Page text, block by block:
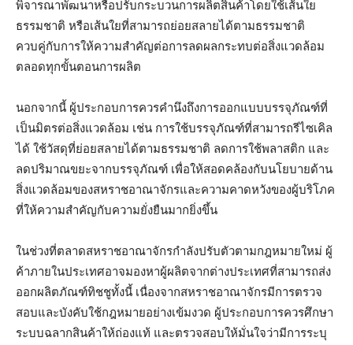
พิจารณาพัฒนาหรือปรับกระบวนการผลิตสินค้าโดยใช้เส้นใย
ธรรมชาติ หรือเส้นใยที่สามารถย่อยสลายได้ตามธรรมชาติ
ควบคู่กับการให้ความสำคัญต่อการลดผลกระทบต่อสิ่งแวดล้อม
ตลอดทุกขั้นตอนการผลิต
นอกจากนี้ ผู้ประกอบการควรคำนึงถึงการออกแบบบรรจุภัณฑ์ที่
เป็นมิตรต่อสิ่งแวดล้อม เช่น การใช้บรรจุภัณฑ์ที่สามารถรีไซเคิล
ได้ ใช้วัสดุที่ย่อยสลายได้ตามธรรมชาติ ลดการใช้พลาสติก และ
ลดปริมาณขยะจากบรรจุภัณฑ์ เพื่อให้สอดคล้องกับนโยบายด้าน
สิ่งแวดล้อมของสหราชอาณาจักรและความคาดหวังของผู้บริโภค
ที่ให้ความสำคัญกับความยั่งยืนมากยิ่งขึ้น
ในช่วงที่ตลาดสหราชอาณาจักรกำลังปรับตัวตามกฎหมายใหม่ ผู้
ค้าภายในประเทศอาจมองหาผู้ผลิตจากต่างประเทศที่สามารถส่ง
ออกผลิตภัณฑ์ทิชชูทั้งนี้ เนื่องจากสหราชอาณาจักรมีการตรวจ
สอบและบังคับใช้กฎหมายอย่างเข้มงวด ผู้ประกอบการควรศึกษา
ระบบฉลากสินค้าให้ถ่องแท้ และตรวจสอบให้มั่นใจว่ามีการระบุ